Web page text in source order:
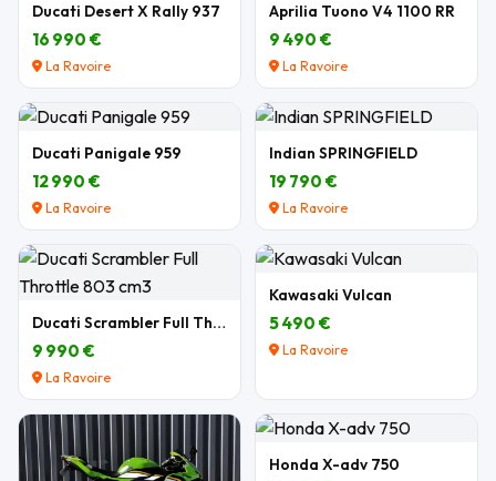
Ducati Desert X Rally 937
16 990 €
La Ravoire
Aprilia Tuono V4 1100 RR
9 490 €
La Ravoire
Ducati Panigale 959
12 990 €
La Ravoire
Indian SPRINGFIELD
19 790 €
La Ravoire
Ducati Scrambler Full Throttle 803 cm3
9 990 €
La Ravoire
Kawasaki Vulcan
5 490 €
La Ravoire
Honda X-adv 750